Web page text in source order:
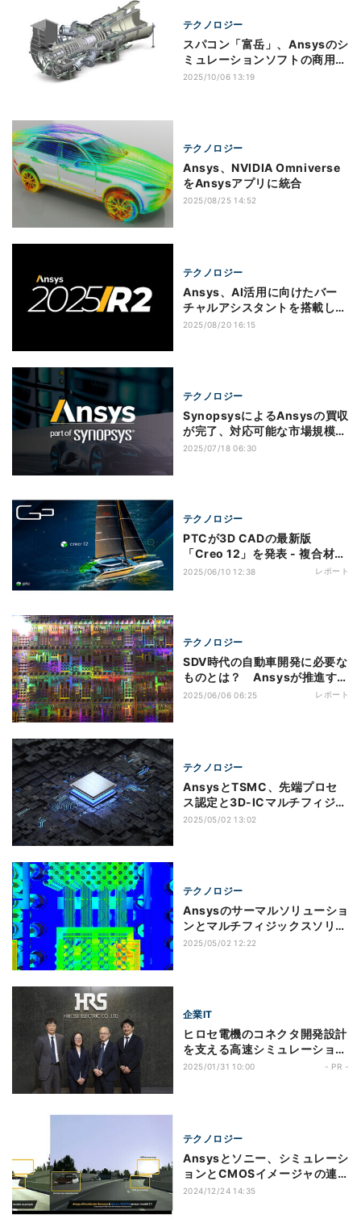
テクノロジー
スパコン「富岳」、Ansysのシ
ミュレーションソフトの商用利
用が可能に
2025/10/06 13:19
テクノロジー
Ansys、NVIDIA Omniverse
をAnsysアプリに統合
2025/08/25 14:52
テクノロジー
Ansys、AI活用に向けたバー
チャルアシスタントを搭載した
Ansys 2025 R2をリリース
2025/08/20 16:15
テクノロジー
SynopsysによるAnsysの買収
が完了、対応可能な市場規模が
約310億ドルに拡大
2025/07/18 06:30
テクノロジー
PTCが3D CADの最新版
「Creo 12」を発表 - 複合材の
設計能力に大きな自信
2025/06/10 12:38 レポート
テクノロジー
SDV時代の自動車開発に必要な
ものとは？ Ansysが推進する
シミュレーションの全方位活用
2025/06/06 06:25 レポート
テクノロジー
AnsysとTSMC、先端プロセ
ス認定と3D-ICマルチフィジッ
クス設計ソリューションで協業
2025/05/02 13:02
テクノロジー
Ansysのサーマルソリューショ
ンとマルチフィジックスソリュ
ーション、Intelが認定
2025/05/02 12:22
企業IT
ヒロセ電機のコネクタ開発設計
を支える高速シミュレーション
環境―AI利活用も見据えた、そ
2025/01/31 10:00 - PR -
テクノロジー
Ansysとソニー、シミュレーシ
ョンとCMOSイメージャの連
携で自動運転の認識テスト精度
2024/12/24 14:35